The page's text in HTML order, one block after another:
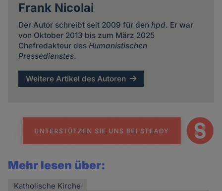
Frank Nicolai
Der Autor schreibt seit 2009 für den hpd. Er war
von Oktober 2013 bis zum März 2025
Chefredakteur des Humanistischen
Pressedienstes.
Weitere Artikel des Autoren
Mehr lesen über:
Katholische Kirche